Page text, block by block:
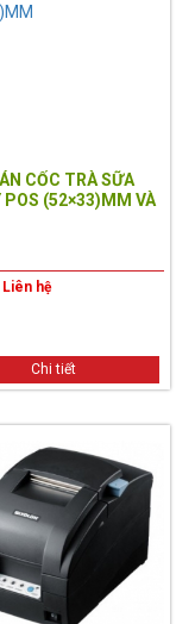
CỐC TRÀ SỮA
POS (52×33)MM VÀ
Liên hệ
Chi tiết